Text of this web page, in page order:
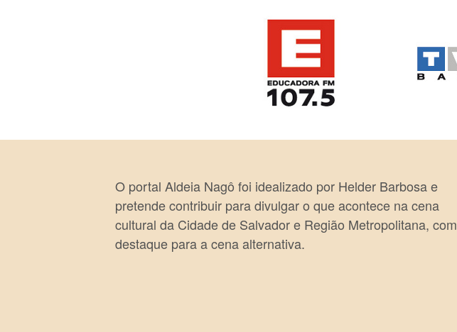
O portal Aldeia Nagô foi idealizado por Helder Barbosa e
pretende contribuir para divulgar o que acontece na cena
cultural da Cidade de Salvador e Região Metropolitana, com
destaque para a cena alternativa.